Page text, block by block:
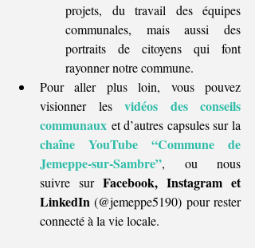
projets, du travail des équipes
communales, mais aussi des
portraits de citoyens qui font
rayonner notre commune.
Pour aller plus loin, vous pouvez
visionner les vidéos des conseils
communaux
chaîne YouTube “Commune de
Jemeppe-sur-Sambre”, ou nous
suivre sur Facebook, Instagram et
LinkedIn (@jemeppe5190) pour rester
connecté à la vie locale.